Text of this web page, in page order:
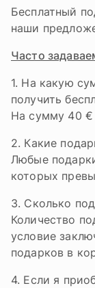
Бесплатный
наши
Часто
1. На какую
получить
На сумму 40 €
2. Какие
Любые
которых
3. Сколько
Количество
условие
подарков в
4. Если я